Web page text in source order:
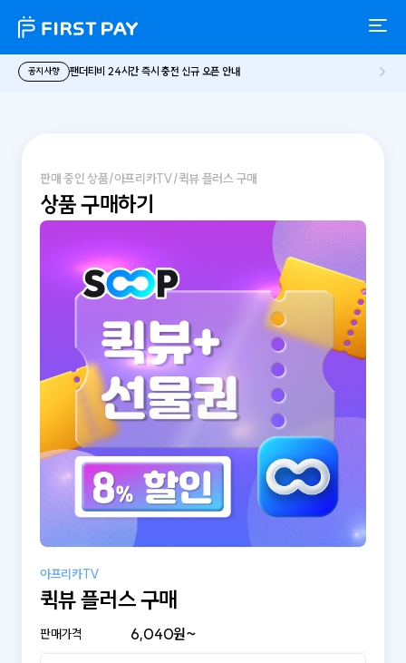
공지사항 팬더티비 24시간 즉시 충전 신규 오픈 안내
판매 중인 상품/아프리카TV/퀵뷰 플러스 구매
상품 구매하기
아프리카TV
퀵뷰 플러스 구매
판매가격 6,040원~